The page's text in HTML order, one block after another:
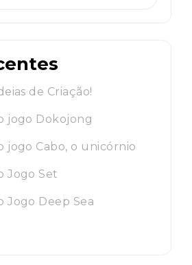
de Criação!
jogo Dokojong
jogo Cabo, o unicórnio
Jogo Set
Jogo Deep Sea